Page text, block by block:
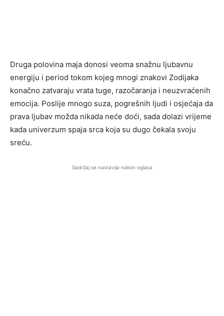
Druga polovina maja donosi veoma snažnu ljubavnu
energiju i period tokom kojeg mnogi znakovi Zodijaka
konačno zatvaraju vrata tuge, razočaranja i neuzvraćenih
emocija. Poslije mnogo suza, pogrešnih ljudi i osjećaja da
prava ljubav možda nikada neće doći, sada dolazi vrijeme
kada univerzum spaja srca koja su dugo čekala svoju
sreću.
Sadržaj se nastavlja nakon oglasa